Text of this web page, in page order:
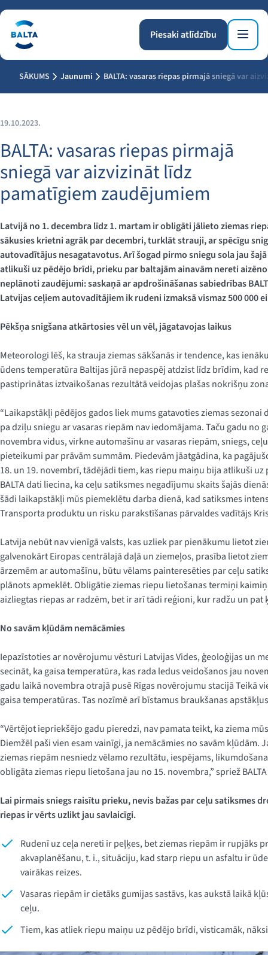
Piesaki atlīdzību
SĀKUMS Jaunumi BALTA: vasaras riepas pirmajā sniegā var
19.10.2023.
BALTA: vasaras riepas pirmajā
sniegā var aizvizināt līdz
pamatīgiem zaudējumiem
Latvijā no 1. decembra līdz 1. martam ir obligāti jālieto ziemas
sākusies krietni agrāk par decembri, turklāt strauji, ar spēcīgu
autovadītājus nesagatavotus. Arī šogad pirmo sniegu sola jau
atlikuši uz pēdējo brīdi, prieku par baltajām ainavām nereti
neplānoti zaudējumi: saskaņā ar apdrošināšanas sabiedrības
Latvijas ceļiem autovadītājiem ik rudeni izmaksā vismaz 500 000
Pēkšņa snigšana atkārtosies vēl un vēl, jāgatavojas laikus
Meteorologi lēš, ka strauja ziemas sākšanās ir tendence, kas
ūdens temperatūra Baltijas jūrā nepaspēj atdzist līdz brīdim, kad
pastiprinātas iztvaikošanas rezultātā veidojas plašas nokrišņu
“Laikapstākļi pēdējos gados liek mums gatavoties ziemas
pa dziļu sniegu ar vasaras riepām nav iedomājama. Taču gadu no
novembra vidus, virkne automašīnu ar vasaras riepām, sniegs,
pieteikumi par prāvām summām. Piedevām jāatgādina, ka
18. un 19. novembrī, tādējādi tiem, kas riepu maiņu bija atlikuši
BALTA dati liecina, ka ceļu satiksmes negadījumu skaits šajās
šādi laikapstākļi mūs piemeklētu darba dienā, kad satiksmes
Transporta produktu un risku parakstīšanas pārvaldes vadītājs
Latvija nebūt nav vienīgā valsts, kas uzliek par pienākumu lietot
galvenokārt Eiropas centrālajā daļā un ziemeļos, prasība lietot
ārzemēm ar automašīnu, būtu vēlams painteresēties par ceļu
plānots apmeklēt. Obligātie ziemas riepu lietošanas termiņi
aizliegtas riepas ar radzēm, bet ir arī tādi reģioni, kur radžu un
No savām kļūdām nemācāmies
Iepazīstoties ar novērojumu vēsturi Latvijas Vides, ģeoloģijas un
secināt, ka gaisa temperatūra, kas rada ledus veidošanos jau
gadu laikā novembra otrajā pusē Rīgas novērojumu stacijā Teikā
gaisa temperatūras. Tas nozīmē arī bīstamus braukšanas
“Vērtējot iepriekšējo gadu pieredzi, nav pamata teikt, ka ziema
Diemžēl paši vien esam vainīgi, ja nemācāmies no savām
ziemas riepām nesniedz vēlamo rezultātu, iespējams,
obligāta ziemas riepu lietošana jau no 15. novembra,” spriež
Lai pirmais sniegs raisītu prieku, nevis bažas par ceļu satiksmes
riepas ir vērts uzlikt jau savlaicīgi.
Rudenī uz ceļa nereti ir peļķes, bet ziemas riepām ir rupjāks
akvaplanēšanu, t. i., situāciju, kad starp riepu un asfaltu ir
vairākas reizes.
Vasaras riepām ir cietāks gumijas sastāvs, kas aukstā laikā
ceļu.
Tiem, kas atliek riepu maiņu uz pēdējo brīdi, visticamāk,